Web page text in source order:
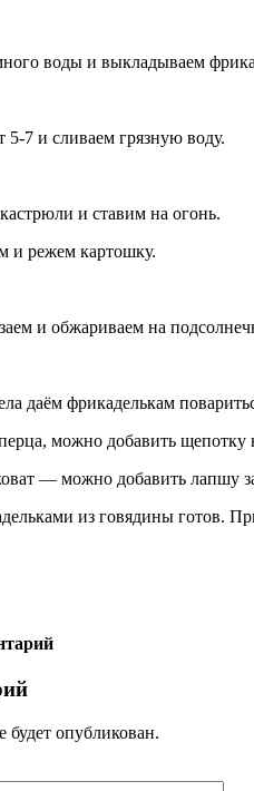
воды и выкладываем
7 и сливаем грязную воду.
и ставим на огонь.
и режем картошку.
и обжариваем на
даём фрикаделькам
можно добавить
— можно добавить лапшу
из говядины готов.
опубликован.